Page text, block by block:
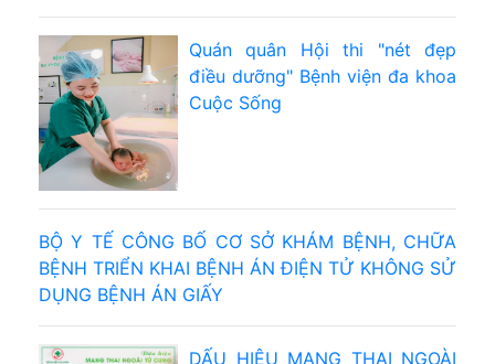
Quán quân Hội thi "nét đẹp
điều dưỡng" Bệnh viện đa khoa
Cuộc Sống
BỘ Y TẾ CÔNG BỐ CƠ SỞ KHÁM BỆNH, CHỮA
BỆNH TRIỂN KHAI BỆNH ÁN ĐIỆN TỬ KHÔNG SỬ
DỤNG BỆNH ÁN GIẤY
DẤU HIỆU MANG THAI NGOÀI